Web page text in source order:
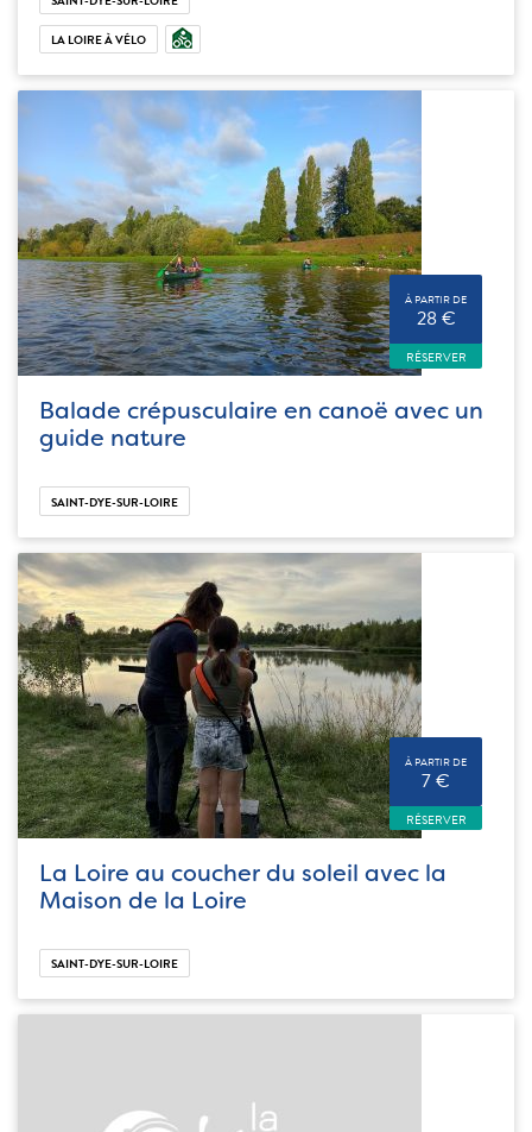
LA LOIRE À VÉLO
À PARTIR DE
28 €
RÉSERVER
Balade crépusculaire en canoë avec un
guide nature
SAINT-DYE-SUR-LOIRE
À PARTIR DE
7 €
RÉSERVER
La Loire au coucher du soleil avec la
Maison de la Loire
SAINT-DYE-SUR-LOIRE